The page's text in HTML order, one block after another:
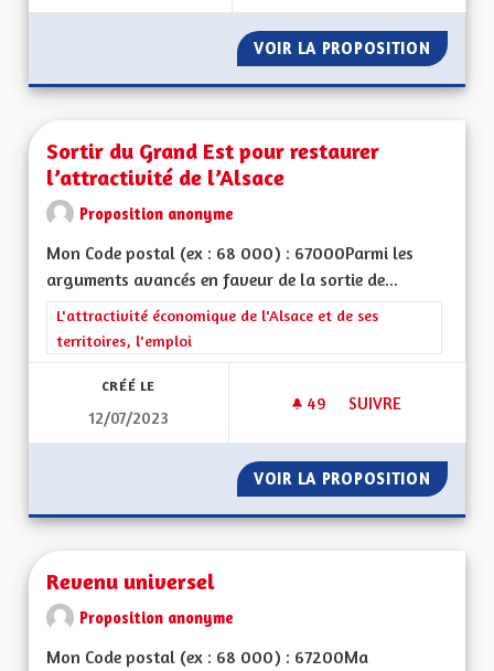
VOIR LA PROPOSITION
Sortir du Grand Est pour restaurer
l’attractivité de l’Alsace
Proposition anonyme
Mon Code postal (ex : 68 000) : 67000Parmi les
arguments avancés en faveur de la sortie de...
Filtrer les résultats de la catégorie : L'attractivité
L'attractivité économique de l'Alsace et de ses
territoires, l'emploi
CRÉÉ LE
12/07/2023
49 49 ABONNÉS
SUIVRE
VOIR LA PROPOSITION
Revenu universel
Proposition anonyme
Mon Code postal (ex : 68 000) : 67200Ma